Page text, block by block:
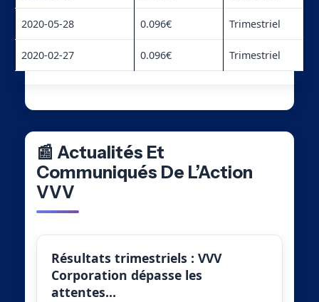
2020-05-28 0.096€ Trimestriel
2020-02-27 0.096€ Trimestriel
📰 Actualités Et
Communiqués De L’Action
VVV
Résultats trimestriels : VVV
Corporation dépasse les
attentes…